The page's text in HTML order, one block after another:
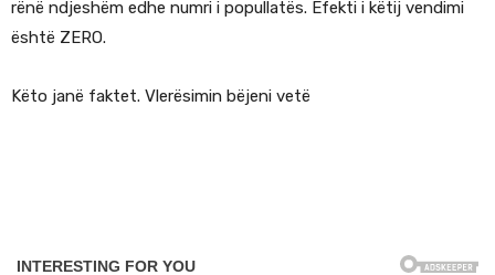
rënë ndjeshëm edhe numri i popullatës. Efekti i këtij vendimi
është ZERO.
Këto janë faktet. Vlerësimin bëjeni vetë